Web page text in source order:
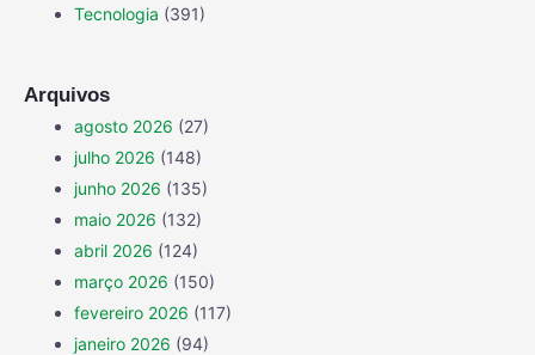
Tecnologia (391)
Arquivos
agosto 2026 (27)
julho 2026 (148)
junho 2026 (135)
maio 2026 (132)
abril 2026 (124)
março 2026 (150)
fevereiro 2026 (117)
janeiro 2026 (94)